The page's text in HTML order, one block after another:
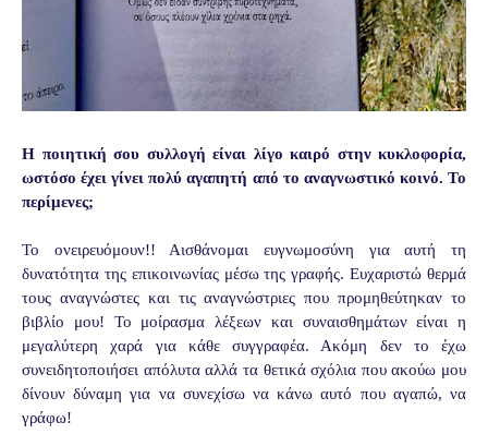
Η ποιητική σου συλλογή είναι λίγο καιρό στην κυκλοφορία,
ωστόσο έχει γίνει πολύ αγαπητή από το αναγνωστικό κοινό. Το
περίμενες;
Το ονειρευόμουν!! Αισθάνομαι ευγνωμοσύνη για αυτή τη
δυνατότητα της επικοινωνίας μέσω της γραφής. Ευχαριστώ θερμά
τους αναγνώστες και τις αναγνώστριες που προμηθεύτηκαν το
βιβλίο μου! Το μοίρασμα λέξεων και συναισθημάτων είναι η
μεγαλύτερη χαρά για κάθε συγγραφέα. Ακόμη δεν το έχω
συνειδητοποιήσει απόλυτα αλλά τα θετικά σχόλια που ακούω μου
δίνουν δύναμη για να συνεχίσω να κάνω αυτό που αγαπώ, να
γράφω!